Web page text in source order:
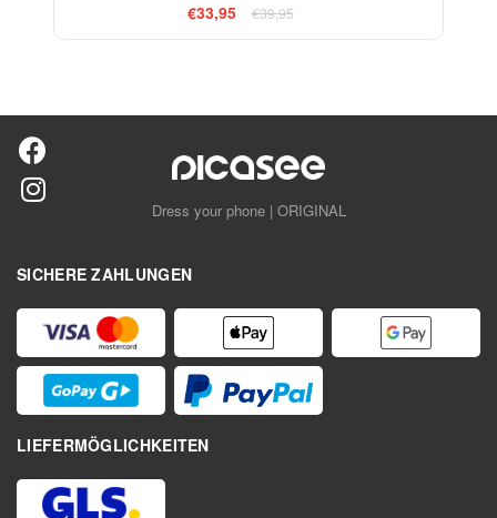
€33,95
€39,95
Dress your phone | ORIGINAL
SICHERE ZAHLUNGEN
LIEFERMÖGLICHKEITEN